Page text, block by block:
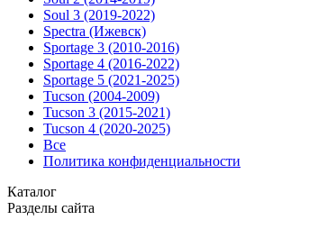
Soul 3 (2019-2022)
Spectra (Ижевск)
Sportage 3 (2010-2016)
Sportage 4 (2016-2022)
Sportage 5 (2021-2025)
Tucson (2004-2009)
Tucson 3 (2015-2021)
Tucson 4 (2020-2025)
Все
Политика конфиденциальности
Каталог
Разделы сайта